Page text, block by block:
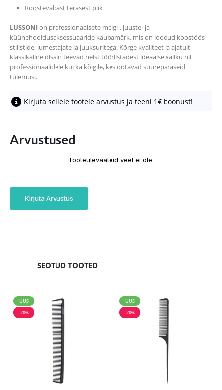
Roostevabast terasest piik
LUSSONI on professionaalsete meigi-, juuste- ja
küünehooldusaksessuaaride kaubamärk, mis on loodud koostöös
stilistide, jumestajate ja juuksuritega. Kõrge kvaliteet ja ajatult
klassikaline disain teevad neist tööriistadest ideaalse valiku nii
professionaalidele kui ka kõigile, kes ootavad suurepäraseid
tulemusi.
Kirjuta sellele tootele arvustus ja teeni 1€ boonust!
Arvustused
Tooteülevaateid veel ei ole.
Kirjuta Arvustus
SEOTUD TOOTED
UUS
-20%
UUS
-20%